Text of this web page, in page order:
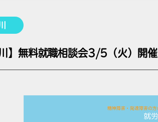
川】無料就職相談会3/5（火）開催